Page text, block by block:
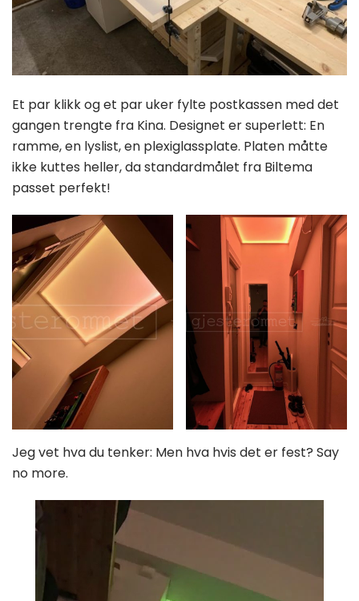
Et par klikk og et par uker fylte postkassen med det
gangen trengte fra Kina. Designet er superlett: En
ramme, en lyslist, en plexiglassplate. Platen måtte
ikke kuttes heller, da standardmålet fra Biltema
passet perfekt!
Jeg vet hva du tenker: Men hva hvis det er fest? Say
no more.